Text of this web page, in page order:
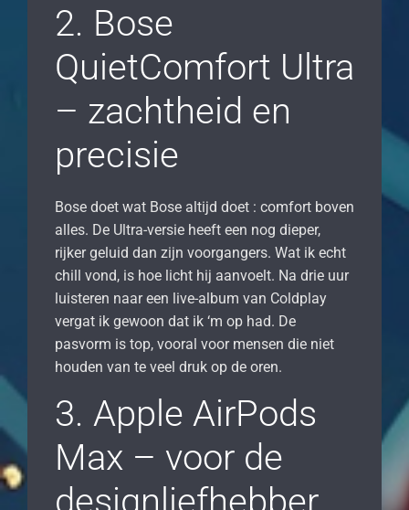
2. Bose
QuietComfort Ultra
– zachtheid en
precisie
Bose doet wat Bose altijd doet : comfort boven
alles. De Ultra-versie heeft een nog dieper,
rijker geluid dan zijn voorgangers. Wat ik echt
chill vond, is hoe licht hij aanvoelt. Na drie uur
luisteren naar een live-album van Coldplay
vergat ik gewoon dat ik ‘m op had. De
pasvorm is top, vooral voor mensen die niet
houden van te veel druk op de oren.
3. Apple AirPods
Max – voor de
designliefhebber